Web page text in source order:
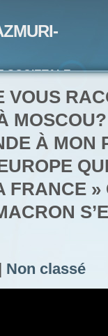
SOCIETALE-
VOUS
À MON
»
Non classé